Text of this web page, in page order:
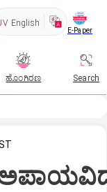
English
E-Paper
ಹೊಂಗಿರಣ Search